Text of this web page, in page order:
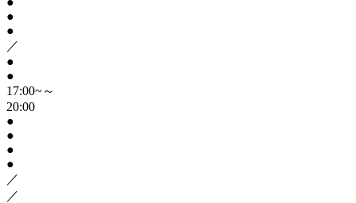
●
●
／
●
●
17:00~～
20:00
●
●
●
●
／
／